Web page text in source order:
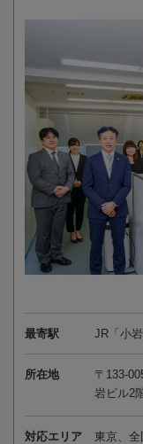
最寄駅 JR「小
所在地
〒133-
岩ビル2
対応エリア 東京、